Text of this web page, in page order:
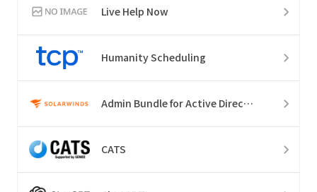
Live Help Now
Humanity Scheduling
Admin Bundle for Active Directory
CATS